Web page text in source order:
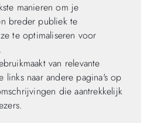
manieren om je
breder publiek te
te optimaliseren voor
van relevante
links naar andere pagina's op
die aantrekkelijk